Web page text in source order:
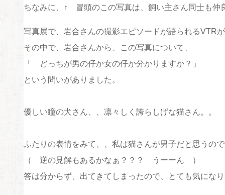
ちなみに、↑ 冒頭のこの写真は、飼い主さん同士も仲
写真展で、岩合さんの撮影エピソードが語られるVTR
その中で、岩合さんから、この写真について、
「 どっちが男の仔か女の仔か分かりますか？」
という問いがありました。
優しい瞳の犬さん、、凛々しく誇らしげな猫さん。。
ふたりの表情をみて、、私は猫さんが男子だと思うの
（ 逆の見解もあるかなぁ？？？ うーーん ）
答は分からず、出てきてしまったので、とても気にな